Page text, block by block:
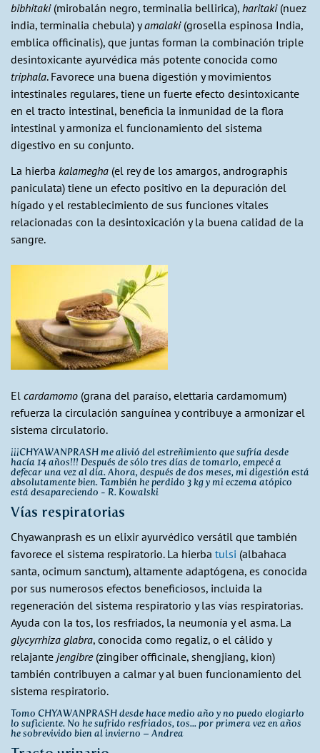
bibhitaki (mirobalán negro, terminalia bellirica), haritaki (nuez
india, terminalia chebula) yamalaki (grosella espinosa India,
emblica officinalis), que juntas forman la combinación triple
desintoxicante ayurvédica más potente conocida como
triphala. Favorece una buena digestión y movimientos
intestinales regulares, tiene un fuerte efecto desintoxicante
en el tracto intestinal, beneficia la inmunidad de la flora
intestinal y armoniza el funcionamiento del sistema
digestivo en su conjunto.
La hierba kalamegha (el rey de los amargos, andrographis
paniculata) tiene un efecto positivo en la depuración del
hígado y el restablecimiento de sus funciones vitales
relacionadas con la desintoxicación y la buena calidad de la
sangre.
El cardamomo (grana del paraíso, elettaria cardamomum)
refuerza la circulación sanguínea y contribuye a armonizar el
sistema circulatorio.
¡¡¡CHYAWANPRASH me alivió del estreñimiento que sufría desde
hacía 14 años!!! Después de sólo tres días de tomarlo, empecé a
defecar una vez al día. Ahora, después de dos meses, mi digestión está
absolutamente bien. También he perdido 3 kg y mi eczema atópico
está desapareciendo - R. Kowalski
Vías respiratorias
Chyawanprash es un elixir ayurvédico versátil que también
favorece el sistema respiratorio. La hierba tulsi (albahaca
santa, ocimum sanctum), altamente adaptógena, es conocida
por sus numerosos efectos beneficiosos, incluida la
regeneración del sistema respiratorio y las vías respiratorias.
Ayuda con la tos, los resfriados, la neumonía y el asma. La
glycyrrhiza glabra, conocida como regaliz, o el cálido y
relajante jengibre (zingiber officinale, shengjiang, kion)
también contribuyen a calmar y al buen funcionamiento del
sistema respiratorio.
Tomo CHYAWANPRASH desde hace medio año y no puedo elogiarlo
lo suficiente. No he sufrido resfriados, tos... por primera vez en años
he sobrevivido bien al invierno – Andrea